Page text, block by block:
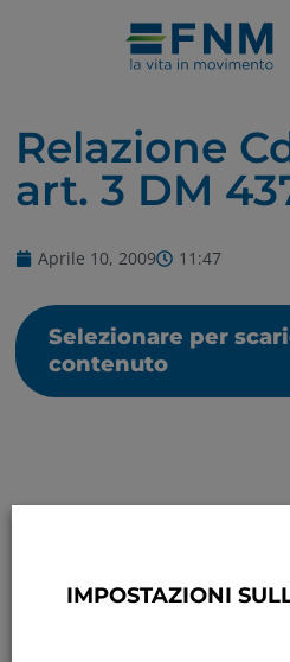
Relazione
art. 3 DM
Aprile 10, 2009 11:47
Selezionare per
contenuto
IMPOSTAZIONI